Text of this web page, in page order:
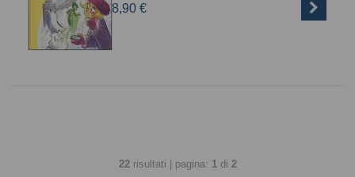
8,90 €
22risultati | pagina: 1di 2